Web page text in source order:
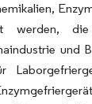
werden,
und